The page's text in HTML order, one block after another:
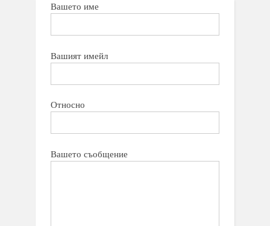
Вашето име
Вашият имейл
Относно
Вашето съобщение